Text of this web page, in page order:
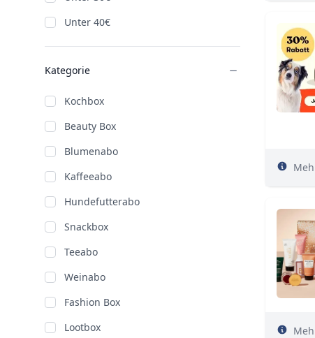
Unter 40€
Kategorie
Kochbox
Beauty Box
Blumenabo
Kaffeeabo
Hundefutterabo
Snackbox
Teeabo
Weinabo
Fashion Box
Lootbox